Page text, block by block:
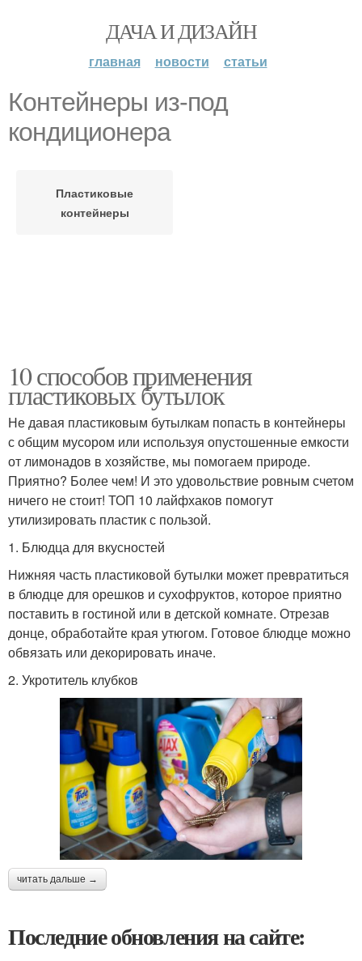
ДАЧА И ДИЗАЙН
главная новости статьи
Контейнеры из-под
кондиционера
Пластиковые
контейнеры
10 способов применения
пластиковых бутылок
Не давая пластиковым бутылкам попасть в контейнеры
с общим мусором или используя опустошенные емкости
от лимонадов в хозяйстве, мы помогаем природе.
Приятно? Более чем! И это удовольствие ровным счетом
ничего не стоит! ТОП 10 лайфхаков помогут
утилизировать пластик с пользой.
1. Блюдца для вкусностей
Нижняя часть пластиковой бутылки может превратиться
в блюдце для орешков и сухофруктов, которое приятно
поставить в гостиной или в детской комнате. Отрезав
донце, обработайте края утюгом. Готовое блюдце можно
обвязать или декорировать иначе.
2. Укротитель клубков
читать дальше →
Последние обновления на сайте: